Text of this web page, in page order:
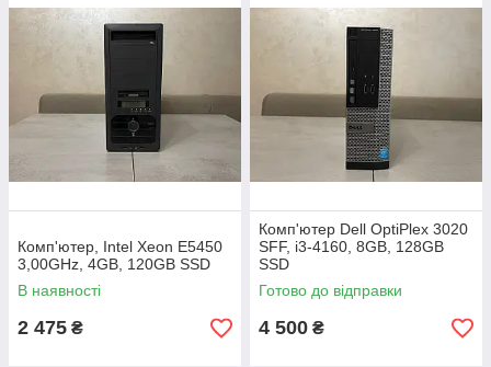
живлення, портів, заміну термопасти.
Надаємо гарантію.
Оплата готівкою або безготівковий перерахунок з
ПДВ.
Windows 10/11, Linux, драйвери, офіс, антивірус,
браузер вже встановлені.
Відправка «Нова пошта» чи іншою кур'єрською
службою по Україні, самовивіз у Львові.
Комп'ютер, Intel Xeon E5450
3,00GHz, 4GB, 120GB SSD
В наявності
2 475 ₴
Комп'ютер Dell OptiPlex 3020
SFF, i3-4160, 8GB, 128GB
SSD
Готово до відправки
4 500 ₴